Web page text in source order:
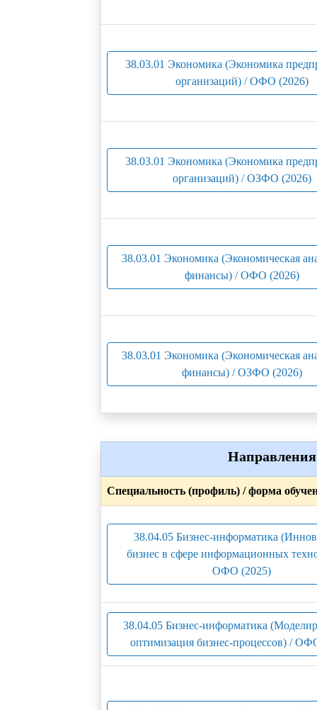
38.03.01 Экономика (Экономика
организаций) / ОФО (2026)
38.03.01 Экономика (Экономика
организаций) / ОЗФО (2026)
38.03.01 Экономика (Экономическая
финансы) / ОФО (2026)
38.03.01 Экономика (Экономическая
финансы) / ОЗФО (2026)
Направления
Специальность (профиль) / форма
38.04.05 Бизнес-информатика
бизнес в сфере информационных
ОФО (2025)
38.04.05 Бизнес-информатика
оптимизация бизнес-процессов) /